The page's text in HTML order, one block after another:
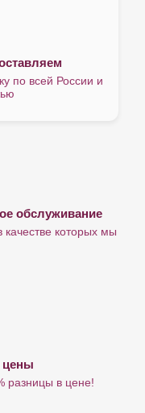
по всей России и
обслуживание
которых мы
цены
разницы в цене!